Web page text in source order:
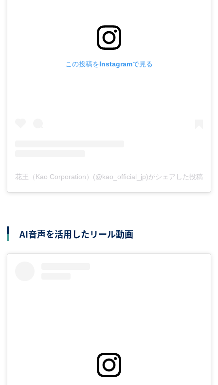
この投稿をInstagramで見る
花王（Kao Corporation）(@kao_official_jp)がシェアした投稿
AI音声を活用したリール動画